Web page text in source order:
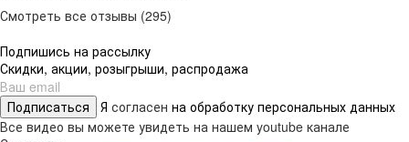
Смотреть все отзывы (295)
Подпишись на рассылку
Скидки, акции, розыгрыши, распродажа
Подписаться Я согласен на обработку персональных данных
Все видео вы можете увидеть на нашем youtube канале